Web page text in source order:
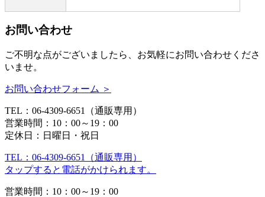
お問い合わせ
ご不明な点がございましたら、お気軽にお問い合わせくださ
いませ。
お問い合わせフォーム ＞
TEL：06-4309-6651（通販専用）
営業時間：10：00～19：00
定休日：日曜日・祝日
TEL：06-4309-6651（通販専用）
タップすると電話がかけられます。
営業時間：10：00～19：00